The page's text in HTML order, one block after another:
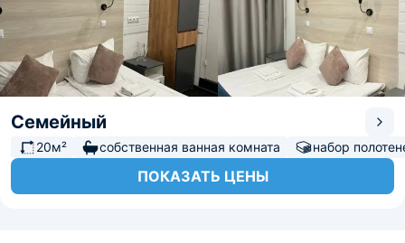
Семейный
20м² собственная ванная комната набор
ПОКАЗАТЬ ЦЕНЫ